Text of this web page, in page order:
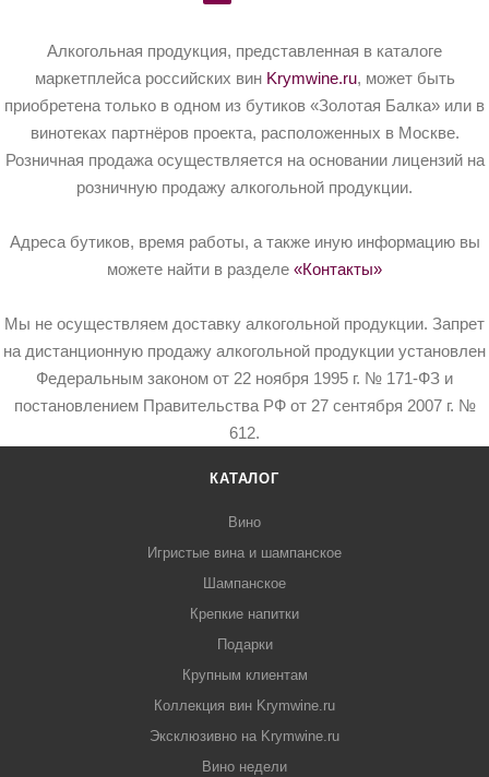
Алкогольная продукция, представленная в каталоге
маркетплейса российских вин Krymwine.ru, может быть
приобретена только в одном из бутиков «Золотая Балка» или в
винотеках партнёров проекта, расположенных в Москве.
Розничная продажа осуществляется на основании лицензий на
розничную продажу алкогольной продукции.
Адреса бутиков, время работы, а также иную информацию вы
можете найти в разделе «Контакты»
Мы не осуществляем доставку алкогольной продукции. Запрет
на дистанционную продажу алкогольной продукции установлен
Федеральным законом от 22 ноября 1995 г. № 171-ФЗ и
постановлением Правительства РФ от 27 сентября 2007 г. №
612.
КАТАЛОГ
Вино
Игристые вина и шампанское
Шампанское
Крепкие напитки
Подарки
Крупным клиентам
Коллекция вин Krymwine.ru
Эксклюзивно на Krymwine.ru
Вино недели